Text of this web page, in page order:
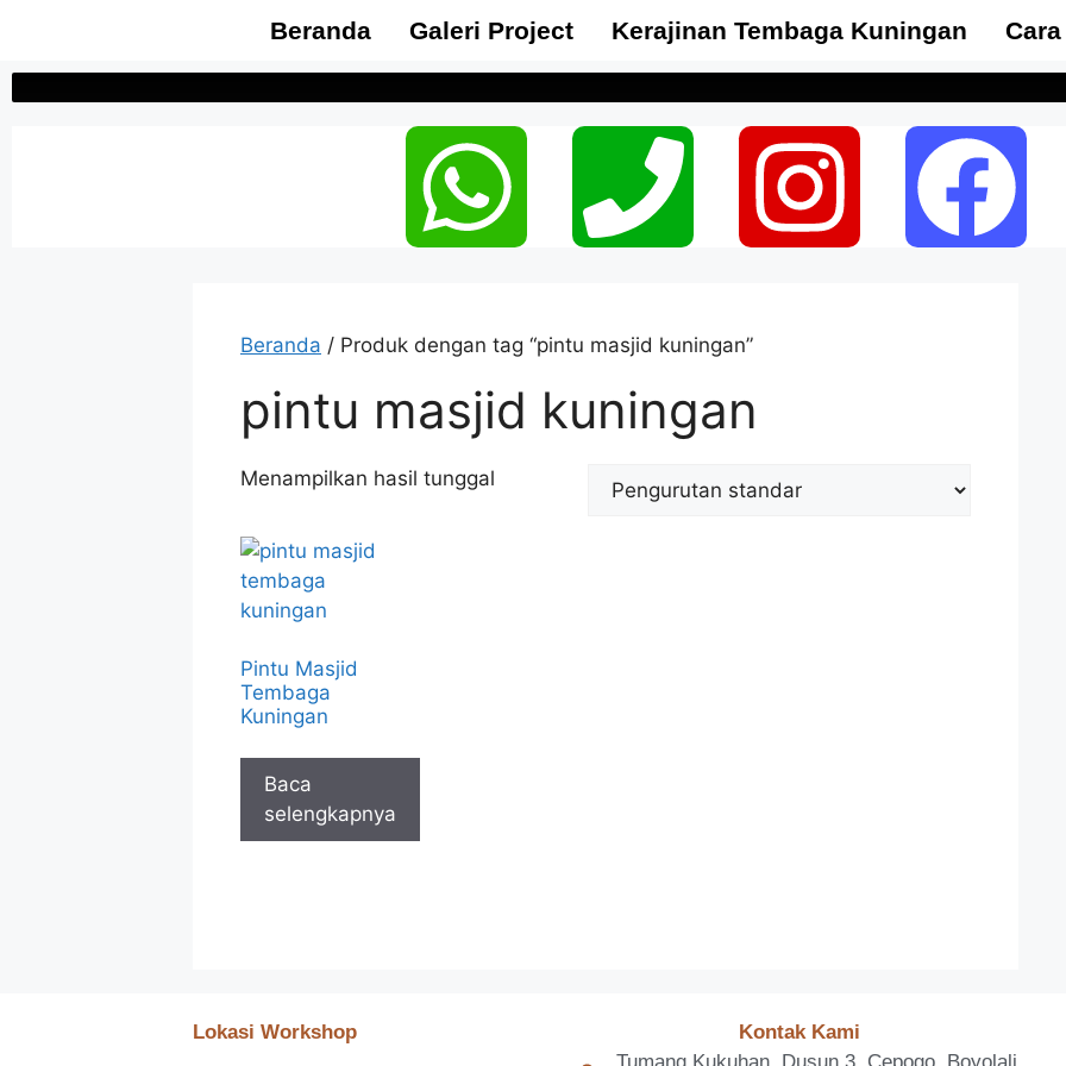
Beranda Galeri Project Kerajinan Tembaga Kuningan
Beranda / Produk dengan tag “pintu masjid kuningan”
pintu masjid kuningan
Menampilkan hasil tunggal
Pintu Masjid
Tembaga
Kuningan
Baca
selengkapnya
Lokasi Workshop
Kontak Kami